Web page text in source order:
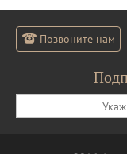
Позвоните нам